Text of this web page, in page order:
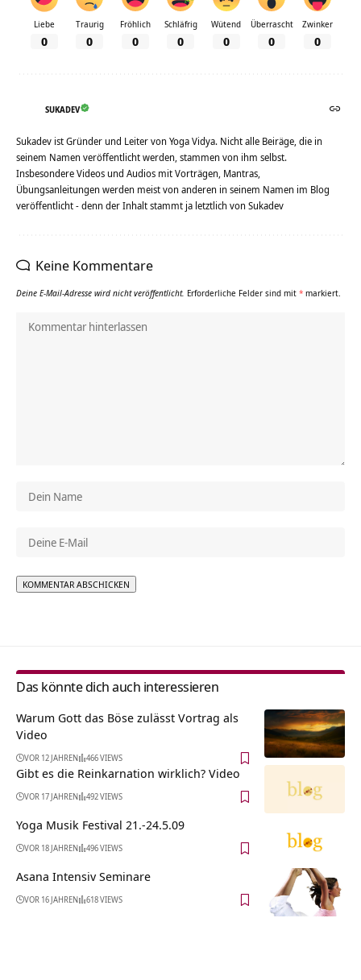
Liebe
0
Traurig
0
Fröhlich
0
Schläfrig
0
Wütend
0
Überrascht
0
Zwinker
0
SUKADEV
Sukadev ist Gründer und Leiter von Yoga Vidya. Nicht alle Beiräge, die in
seinem Namen veröffentlicht werden, stammen von ihm selbst.
Insbesondere Videos und Audios mit Vorträgen, Mantras,
Übungsanleitungen werden meist von anderen in seinem Namen im Blog
veröffentlicht - denn der Inhalt stammt ja letztlich von Sukadev
Keine Kommentare
Deine E-Mail-Adresse wird nicht veröffentlicht. Erforderliche Felder sind mit * markiert.
Das könnte dich auch interessieren
Warum Gott das Böse zulässt Vortrag als
Video
VOR 12 JAHREN 466 VIEWS
Gibt es die Reinkarnation wirklich? Video
VOR 17 JAHREN 492 VIEWS
Yoga Musik Festival 21.-24.5.09
VOR 18 JAHREN 496 VIEWS
Asana Intensiv Seminare
VOR 16 JAHREN 618 VIEWS